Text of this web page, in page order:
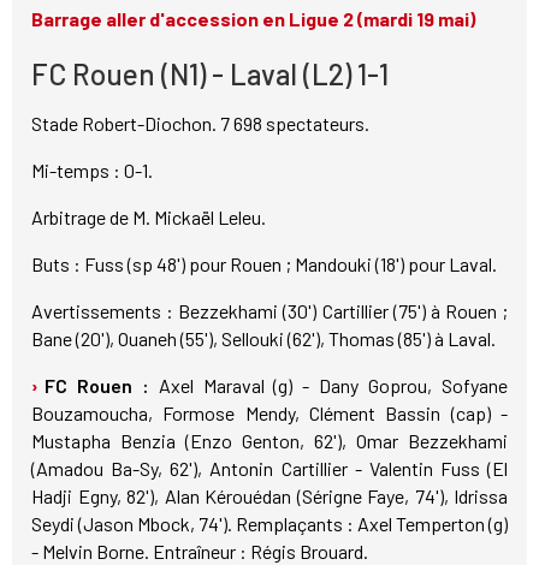
Barrage aller d'accession en Ligue 2 (mardi 19 mai)
FC Rouen (N1) - Laval (L2) 1-1
Stade Robert-Diochon. 7 698 spectateurs.
Mi-temps : 0-1.
Arbitrage de M. Mickaël Leleu.
Buts : Fuss (sp 48') pour Rouen ; Mandouki (18') pour Laval.
Avertissements : Bezzekhami (30') Cartillier (75') à Rouen ;
Bane (20'), Ouaneh (55'), Sellouki (62'), Thomas (85') à Laval.
FC Rouen : Axel Maraval (g) - Dany Goprou, Sofyane
Bouzamoucha, Formose Mendy, Clément Bassin (cap) -
Mustapha Benzia (Enzo Genton, 62'), Omar Bezzekhami
(Amadou Ba-Sy, 62'), Antonin Cartillier - Valentin Fuss (El
Hadji Egny, 82'), Alan Kérouédan (Sérigne Faye, 74'), Idrissa
Seydi (Jason Mbock, 74'). Remplaçants : Axel Temperton (g)
- Melvin Borne. Entraîneur : Régis Brouard.